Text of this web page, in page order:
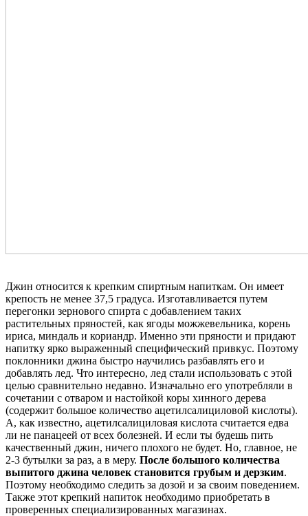
Джин относится к крепким спиртным напиткам. Он имеет
крепость не менее 37,5 градуса. Изготавливается путем
перегонки зернового спирта с добавлением таких
растительных пряностей, как ягоды можжевельника, корень
ириса, миндаль и кориандр. Именно эти пряности и придают
напитку ярко выраженный специфический привкус. Поэтому
поклонники джина быстро научились разбавлять его и
добавлять лед. Что интересно, лед стали использовать с этой
целью сравнительно недавно. Изначально его употребляли в
сочетании с отваром и настойкой коры хинного дерева
(содержит большое количество ацетилсалициловой кислоты).
А, как известно, ацетилсалициловая кислота считается едва
ли не панацеей от всех болезней. И если ты будешь пить
качественный джин, ничего плохого не будет. Но, главное, не
2-3 бутылки за раз, а в меру. После большого количества
выпитого джина человек становится грубым и дерзким.
Поэтому необходимо следить за дозой и за своим поведением.
Также этот крепкий напиток необходимо приобретать в
проверенных специализированных магазинах.